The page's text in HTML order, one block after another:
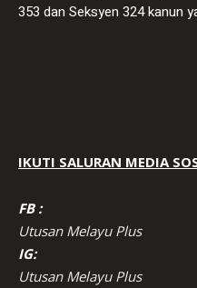
353 dan Seksyen 324 kanun
IKUTI SALURAN MEDIA
FB :
Utusan Melayu Plus
IG:
Utusan Melayu Plus